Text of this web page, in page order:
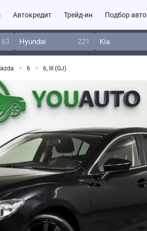
Автокредит Трейд-ин Подбор авто
63 Hyundai 221 Kia
6 6, III (GJ)